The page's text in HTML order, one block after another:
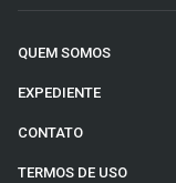
QUEM SOMOS
EXPEDIENTE
CONTATO
TERMOS DE USO